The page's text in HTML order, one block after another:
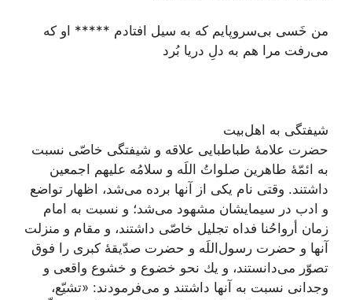
من خَسى بى‌سر‌و‌پايم كه به سيل افتادم ***** او كه
می‌رفت مرا هم به دلِ دريا بُرد
شیفتگی به اهل‌بیت
حضرت علامۀ طباطبایی علاقه و شيفتگى خاصّى نسبت
به ائمّۀ طاهرين صلواتُ اللَه و سلامُه عليهم اجمعين
داشتند. وقتى نام يكى از آنها برده می‌‏شد، اظهار تواضع
و ادب در سيمايشان مشهود می‌شد؛ و نسبت به امام
زمان أرواحُنا فداه تجليل خاصّى داشتند، و مقام و منزلت
آنها و حضرت رسول‌اللَه و حضرت صدّيقۀ كبرى را فوق
تصوّر می‌دانستند، و يك نحو خضوع و خشوع واقعى و
وجدانى نسبت به آنها داشتند و می‌فرمودند: «تشيّع،